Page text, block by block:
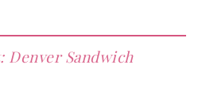
Denver Sandwich